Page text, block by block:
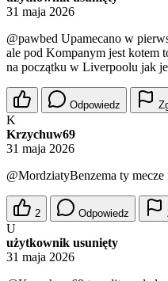
31 maja 2026
@pawbed Upamecano w
ale pod Kompanym jest kotem
na początku w Liverpoolu jak
Odpowiedz
K
Krzychuw69
31 maja 2026
@MordziatyBenzema ty mecze
2 Odpowiedz
U
użytkownik usunięty
31 maja 2026